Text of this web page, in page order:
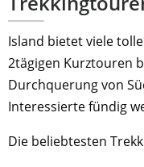
Island bietet viele
2tägigen Kurztouren
Durchquerung von
Interessierte fündig
Die beliebtesten